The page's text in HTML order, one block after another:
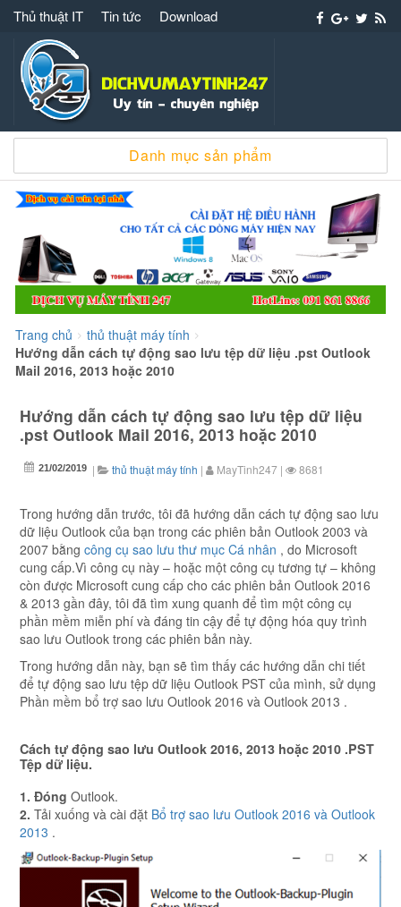
Thủ thuật IT Tin tức Download
Dịch vụ máy tính 247 – 091 861 8866 cài win
Danh mục sản phẩm
Trang chủ > thủ thuật máy tính >
Hướng dẫn cách tự động sao lưu tệp dữ liệu .pst Outlook
Mail 2016, 2013 hoặc 2010
Hướng dẫn cách tự động sao lưu tệp dữ liệu
.pst Outlook Mail 2016, 2013 hoặc 2010
21/02/2019 | thủ thuật máy tính | MayTinh247 | 8681
Trong hướng dẫn trước, tôi đã hướng dẫn cách tự động sao lưu
dữ liệu Outlook của bạn trong các phiên bản Outlook 2003 và
2007 bằng công cụ sao lưu thư mục Cá nhân , do Microsoft
cung cấp.Vì công cụ này – hoặc một công cụ tương tự – không
còn được Microsoft cung cấp cho các phiên bản Outlook 2016
& 2013 gần đây, tôi đã tìm xung quanh để tìm một công cụ
phần mềm miễn phí và đáng tin cậy để tự động hóa quy trình
sao lưu Outlook trong các phiên bản này.
Trong hướng dẫn này, bạn sẽ tìm thấy các hướng dẫn chi tiết
để tự động sao lưu tệp dữ liệu Outlook PST của mình, sử dụng
Phần mềm bổ trợ sao lưu Outlook 2016 và Outlook 2013 .
Cách tự động sao lưu Outlook 2016, 2013 hoặc 2010 .PST
Tệp dữ liệu.
1. Đóng Outlook.
2. Tải xuống và cài đặt Bổ trợ sao lưu Outlook 2016 và Outlook
2013 .